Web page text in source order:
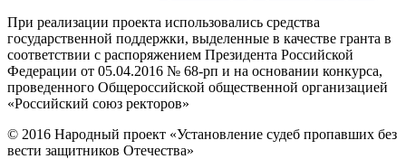
При реализации проекта использовались средства
государственной поддержки, выделенные в качестве гранта в
соответствии с распоряжением Президента Российской
Федерации от 05.04.2016 № 68-рп и на основании конкурса,
проведенного Общероссийской общественной организацией
«Российский союз ректоров»
© 2016 Народный проект «Установление судеб пропавших без
вести защитников Отечества»